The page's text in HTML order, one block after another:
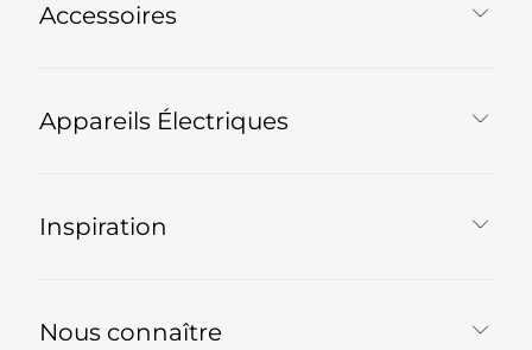
Accessoires
Appareils Électriques
Inspiration
Nous connaître